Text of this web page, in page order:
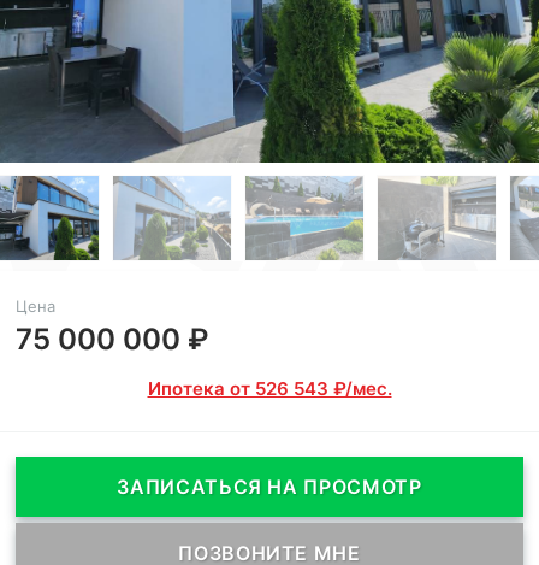
Цена
75 000 000 ₽
Ипотека от 526 543 ₽/мес.
ЗАПИСАТЬСЯ НА ПРОСМОТР
ПОЗВОНИТЕ МНЕ